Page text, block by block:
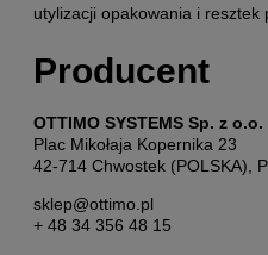
utylizacji opakowania i resztek
Producent
OTTIMO SYSTEMS Sp. z o.o.
Plac Mikołaja Kopernika 23
42-714 Chwostek (POLSKA),
sklep@ottimo.pl
+ 48 34 356 48 15